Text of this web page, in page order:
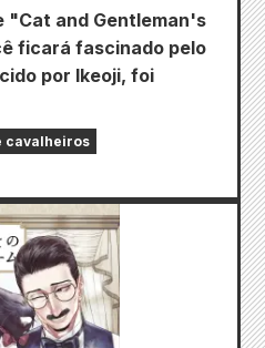
"Cat and Gentleman's
ficará fascinado pelo
por Ikeoji, foi
cavalheiros